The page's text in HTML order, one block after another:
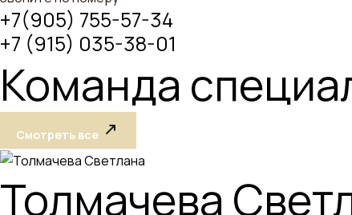
+7(905) 755-57-34
+7 (915) 035-38-01
Команда
Смотреть все
Толмачева